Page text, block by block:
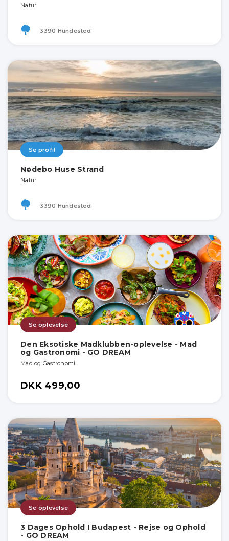
Natur
3390 Hundested
Se profil
Nødebo Huse Strand
Natur
3390 Hundested
Se oplevelse
Den Eksotiske Madklubben-oplevelse - Mad
og Gastronomi - GO DREAM
Mad og Gastronomi
DKK 499,00
Se oplevelse
3 Dages Ophold I Budapest - Rejse og Ophold
- GO DREAM